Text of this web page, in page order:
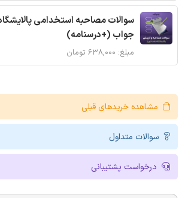
سوالات مصاحبه استخدامی
جواب (+درسنامه)
مبلغ: ۶۳۸,۰۰۰ تومان
مشاهده خریدهای قبلی
سوالات متداول
درخواست پشتیبانی